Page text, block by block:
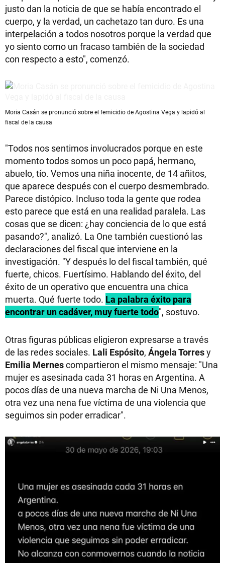
justo dan la noticia de que se había encontrado el
cuerpo, y la verdad, un cachetazo tan duro. Es una
interpelación a todos nosotros porque la verdad que
yo siento como un fracaso también de la sociedad
con respecto a esto", comenzó.
Moria Casán se pronunció sobre el femicidio de Agostina Vega y lapidó al
fiscal de la causa
"Todos nos sentimos involucrados porque en este
momento todos somos un poco papá, hermano,
abuelo, tío. Vemos una niña inocente, de 14 añitos,
que aparece después con el cuerpo desmembrado.
Parece distópico. Incluso toda la gente que rodea
esto parece que está en una realidad paralela. Las
cosas que se dicen: ¿hay conciencia de lo que está
pasando?", analizó. La One también cuestionó las
declaraciones del fiscal que interviene en la
investigación. "Y después lo del fiscal también, qué
fuerte, chicos. Fuertísimo. Hablando del éxito, del
éxito de un operativo que encuentra una chica
muerta. Qué fuerte todo. La palabra éxito para
encontrar un cadáver, muy fuerte todo", sostuvo.
Otras figuras públicas eligieron expresarse a través
de las redes sociales. Lali Espósito, Ángela Torresy
Emilia Mernescompartieron el mismo mensaje: "Una
mujer es asesinada cada 31 horas en Argentina. A
pocos días de una nueva marcha de Ni Una Menos,
otra vez una nena fue víctima de una violencia que
seguimos sin poder erradicar".